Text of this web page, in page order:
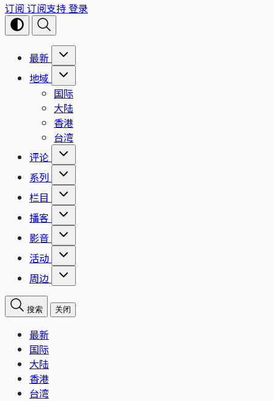
订阅 订阅支持登录
最新
地域
国际
大陆
香港
台湾
评论
系列
栏目
播客
影音
活动
周边
搜索 关闭
最新
国际
大陆
香港
台湾